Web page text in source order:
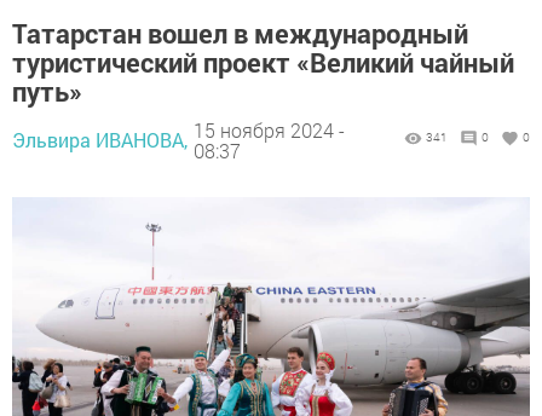
Татарстан вошел в международный
туристический проект «Великий чайный
путь»
Эльвира ИВАНОВА, 15 ноября 2024 -
08:37
341 0 0